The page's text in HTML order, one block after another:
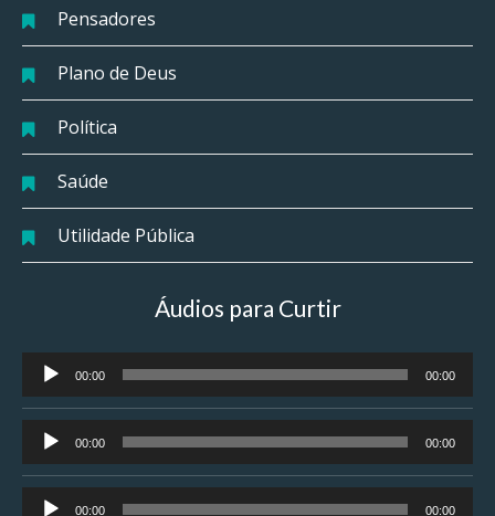
Pensadores
Plano de Deus
Política
Saúde
Utilidade Pública
Áudios para Curtir
Tocador
de
áudio
00:00 00:00
Tocador
de
áudio
00:00 00:00
Tocador 00:00 00:00